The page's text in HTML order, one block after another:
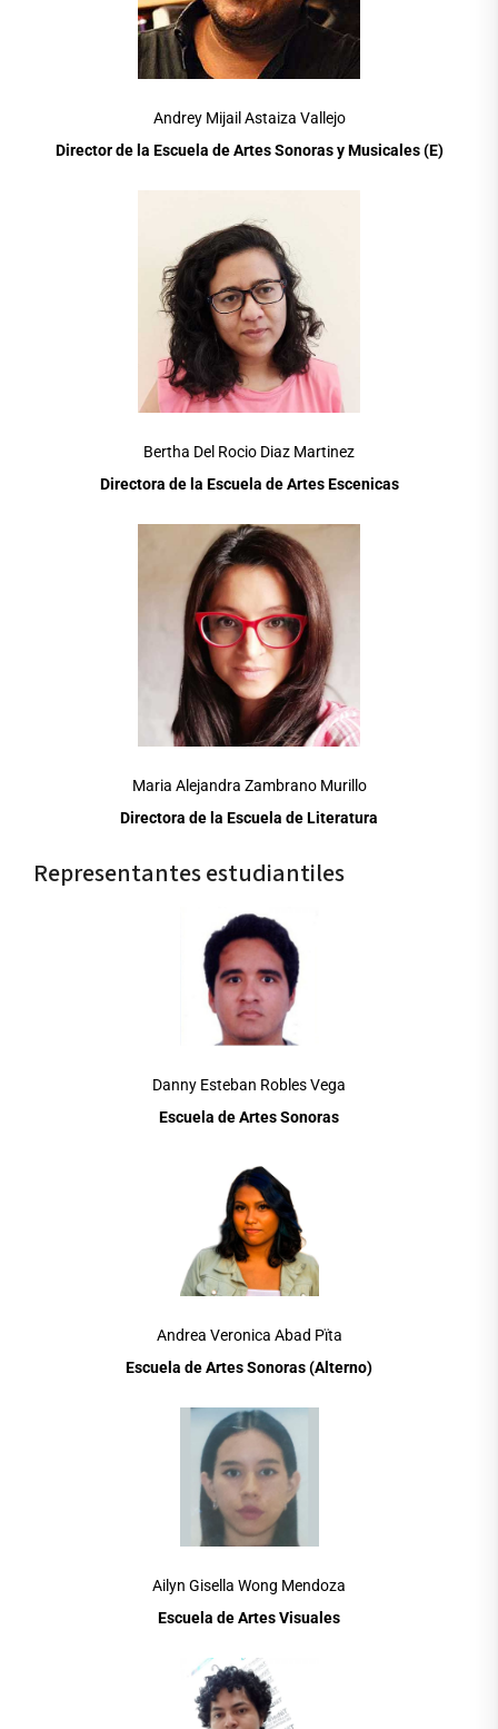
Andrey Mijail Astaiza Vallejo
Director de la Escuela de Artes Sonoras y Musicales (E)
Bertha Del Rocio Diaz Martinez
Directora de la Escuela de Artes Escenicas
Maria Alejandra Zambrano Murillo
Directora de la Escuela de Literatura
Representantes estudiantiles
Danny Esteban Robles Vega
Escuela de Artes Sonoras
Andrea Veronica Abad Pïta
Escuela de Artes Sonoras (Alterno)
Ailyn Gisella Wong Mendoza
Escuela de Artes Visuales